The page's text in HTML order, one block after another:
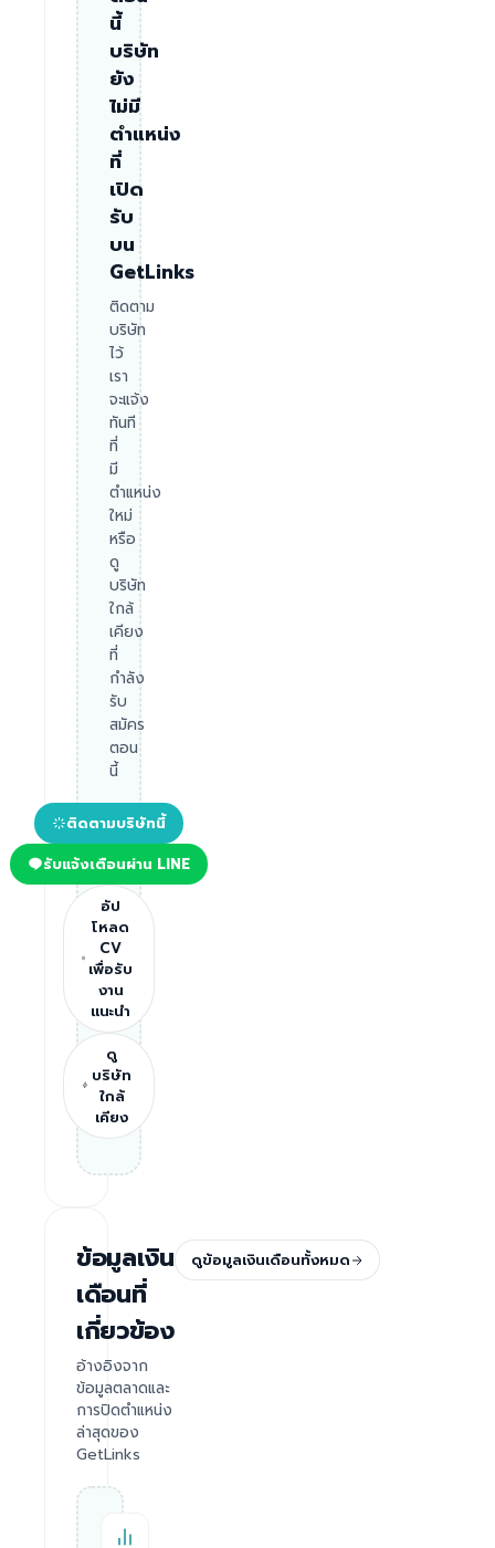
นี้
บริษัท
ยัง
ไม่มี
ตำแหน่ง
ที่
เปิด
รับ
บน
GetLinks
ติดตาม
บริษัท
ไว้
เรา
จะแจ้ง
ทันที
ที่
มี
ตำแหน่ง
ใหม่
หรือ
ดู
บริษัท
ใกล้
เคียง
ที่
กำลัง
รับ
สมัคร
ตอน
นี้
ติดตามบริษัทนี้
รับแจ้งเตือนผ่าน LINE
อัป
โหลด
CV
เพื่อรับ
งาน
แนะนำ
ดู
บริษัท
ใกล้
เคียง
ข้อมูลเงิน
เดือนที่
เกี่ยวข้อง
อ้างอิงจาก
ข้อมูลตลาดและ
การปิดตำแหน่ง
ล่าสุดของ
GetLinks
ดูข้อมูลเงินเดือนทั้งหมด